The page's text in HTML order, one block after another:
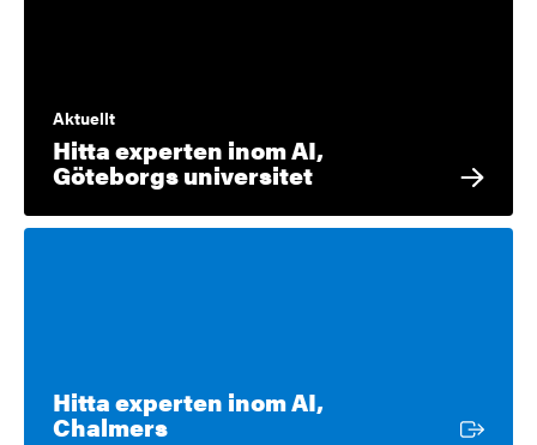
Aktuellt
Hitta experten inom AI,
Göteborgs universitet
Hitta experten inom AI,
ChalmersExtern länk